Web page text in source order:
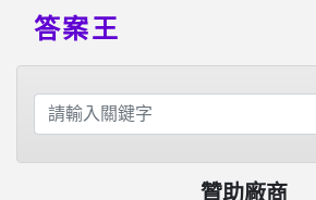
答案王
贊助廠商